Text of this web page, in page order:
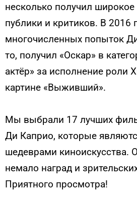
несколько получил
публики и критиков. В 2016
многочисленных попыток
то, получил «Оскар» в
актёр» за исполнение роли
картине «Выживший».
Мы выбрали 17 лучших
Ди Каприо, которые
шедеврами киноискусства.
немало наград и
Приятного просмотра!